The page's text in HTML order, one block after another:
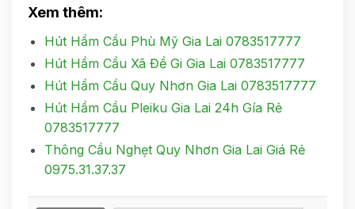
Xem thêm:
Hút Hầm Cầu Phù Mỹ Gia Lai 0783517777
Hút Hầm Cầu Xã Đề Gi Gia Lai 0783517777
Hút Hầm Cầu Quy Nhơn Gia Lai 0783517777
Hút Hầm Cầu Pleiku Gia Lai 24h Gía Rẻ
0783517777
Thông Cầu Nghẹt Quy Nhơn Gia Lai Giá Rẻ
0975.31.37.37